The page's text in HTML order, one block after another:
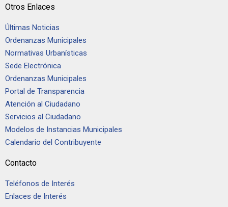
Otros Enlaces
Últimas Noticias
Ordenanzas Municipales
Normativas Urbanísticas
Sede Electrónica
Ordenanzas Municipales
Portal de Transparencia
Atención al Ciudadano
Servicios al Ciudadano
Modelos de Instancias Municipales
Calendario del Contribuyente
Contacto
Teléfonos de Interés
Enlaces de Interés